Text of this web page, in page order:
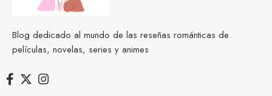
Blog dedicado al mundo de las reseñas románticas de
películas, novelas, series y animes